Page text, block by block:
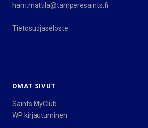
harri.mattila@tamperesaints.fi
Tietosuojaseloste
OMAT SIVUT
Saints MyClub
WP kirjautuminen